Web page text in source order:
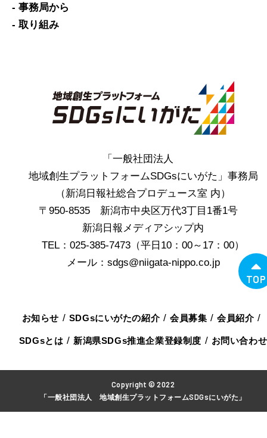
- 事務局から
- 取り組み
TOP
「一般社団法人
地域創生プラットフォームSDGsにいがた」事務局
（新潟日報社総合プロデュース室 内）
〒950-8535 新潟市中央区万代3丁目1番1号
新潟日報メディアシップ内
TEL：025-385-7473（平日10：00～17：00）
メール：sdgs@niigata-nippo.co.jp
お知らせ SDGsにいがたの紹介 会員募集 会員紹介
SDGsとは 新潟県SDGs推進企業登録制度 お問い合わせ
Copyright © 2022
「一般社団法人 地域創生プラットフォームSDGsにいがた」